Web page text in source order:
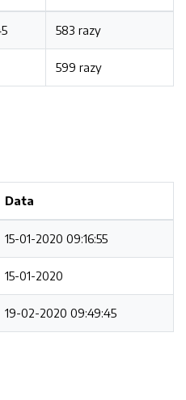
583 razy
599 razy
Data
15-01-2020 09:16:55
15-01-2020
19-02-2020 09:49:45